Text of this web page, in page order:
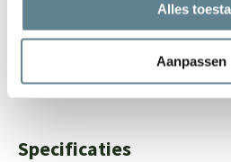
Alles
Aanpassen
Bel0344-228104
Mail
0344-228104
Specificaties